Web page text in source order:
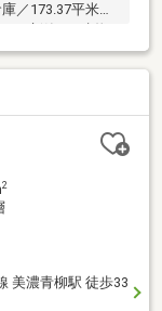
／173.37平米
がおすすめ〇幅
す！〇地域最大
不動産以外の知
：水曜日)この時
内できます。
2
美濃青柳駅 徒歩33